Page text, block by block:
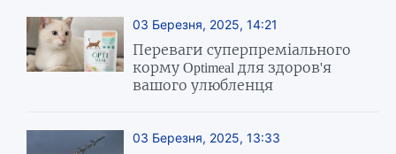
03 Березня, 2025, 14:21
Переваги суперпреміального
корму Optimeal для здоров'я
вашого улюбленця
03 Березня, 2025, 13:33